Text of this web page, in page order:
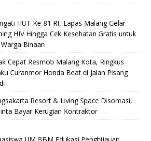
HUT Ke-81 RI, Lapas Malang Gelar
HIV Hingga Cek Kesehatan Gratis untuk
Binaan
Cepat Resmob Malang Kota, Ringkus
Curanmor Honda Beat di Jalan Pisang
Resort & Living Space Disomasi,
Bayar Kerugian Kontraktor